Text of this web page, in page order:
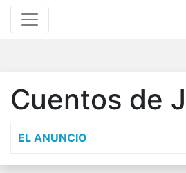
Cuentos de
EL ANUNCIO